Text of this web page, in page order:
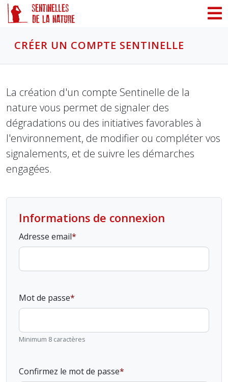
CRÉER UN COMPTE SENTINELLE
La création d'un compte Sentinelle de la
nature vous permet de signaler des
dégradations ou des initiatives favorables à
l'environnement, de modifier ou compléter vos
signalements, et de suivre les démarches
engagées.
Informations de connexion
Adresse email
Mot de passe
Minimum 8 caractères
Confirmez le mot de passe
Panneau de gestion des cookies